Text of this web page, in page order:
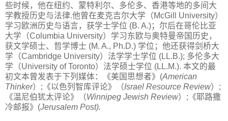
些时候，他在纽约、蒙特利尔、多伦多、香港等地的多间大
学教授历史与法律.他曾在麦克吉尔大学（McGill University）
学习欧洲历史与语言，获学士学位 (B. A.)；尔后在哥伦比亚
大学（Columbia University）学习东欧与奥特曼帝国历史，
获文学硕士、哲学博士 (M. A., Ph.D.) 学位；他还获得剑桥大
学（Cambridge University）法学学士学位 (LL.B.); 多伦多大
学（University of Toronto）法学硕士学位 (LL.M.). 本文的最
初文本曾发表于下列媒体：《美国思想者》(American
Thinker）; 《以色列智库评论》（Israel Resource Review）;
《温尼伯犹太评论》（Winnipeg Jewish Review）;《耶路撒
冷邮报》(Jerusalem Post).